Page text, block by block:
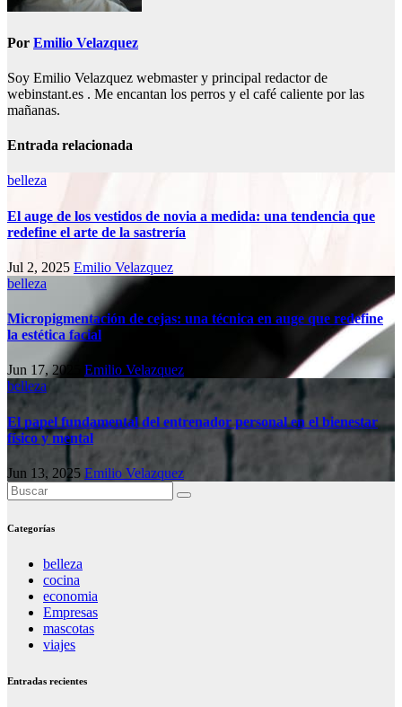
Por Emilio Velazquez
Soy Emilio Velazquez webmaster y principal redactor de
webinstant.es . Me encantan los perros y el café caliente por las
mañanas.
Entrada relacionada
belleza
El auge de los vestidos de novia a medida: una tendencia que
redefine el arte de la sastrería
Jul 2, 2025 Emilio Velazquez
belleza
Micropigmentación de cejas: una técnica en auge que redefine
la estética facial
Jun 17, 2025 Emilio Velazquez
belleza
El papel fundamental del entrenador personal en el bienestar
físico y mental
Jun 13, 2025 Emilio Velazquez
Categorías
belleza
cocina
economia
Empresas
mascotas
viajes
Entradas recientes